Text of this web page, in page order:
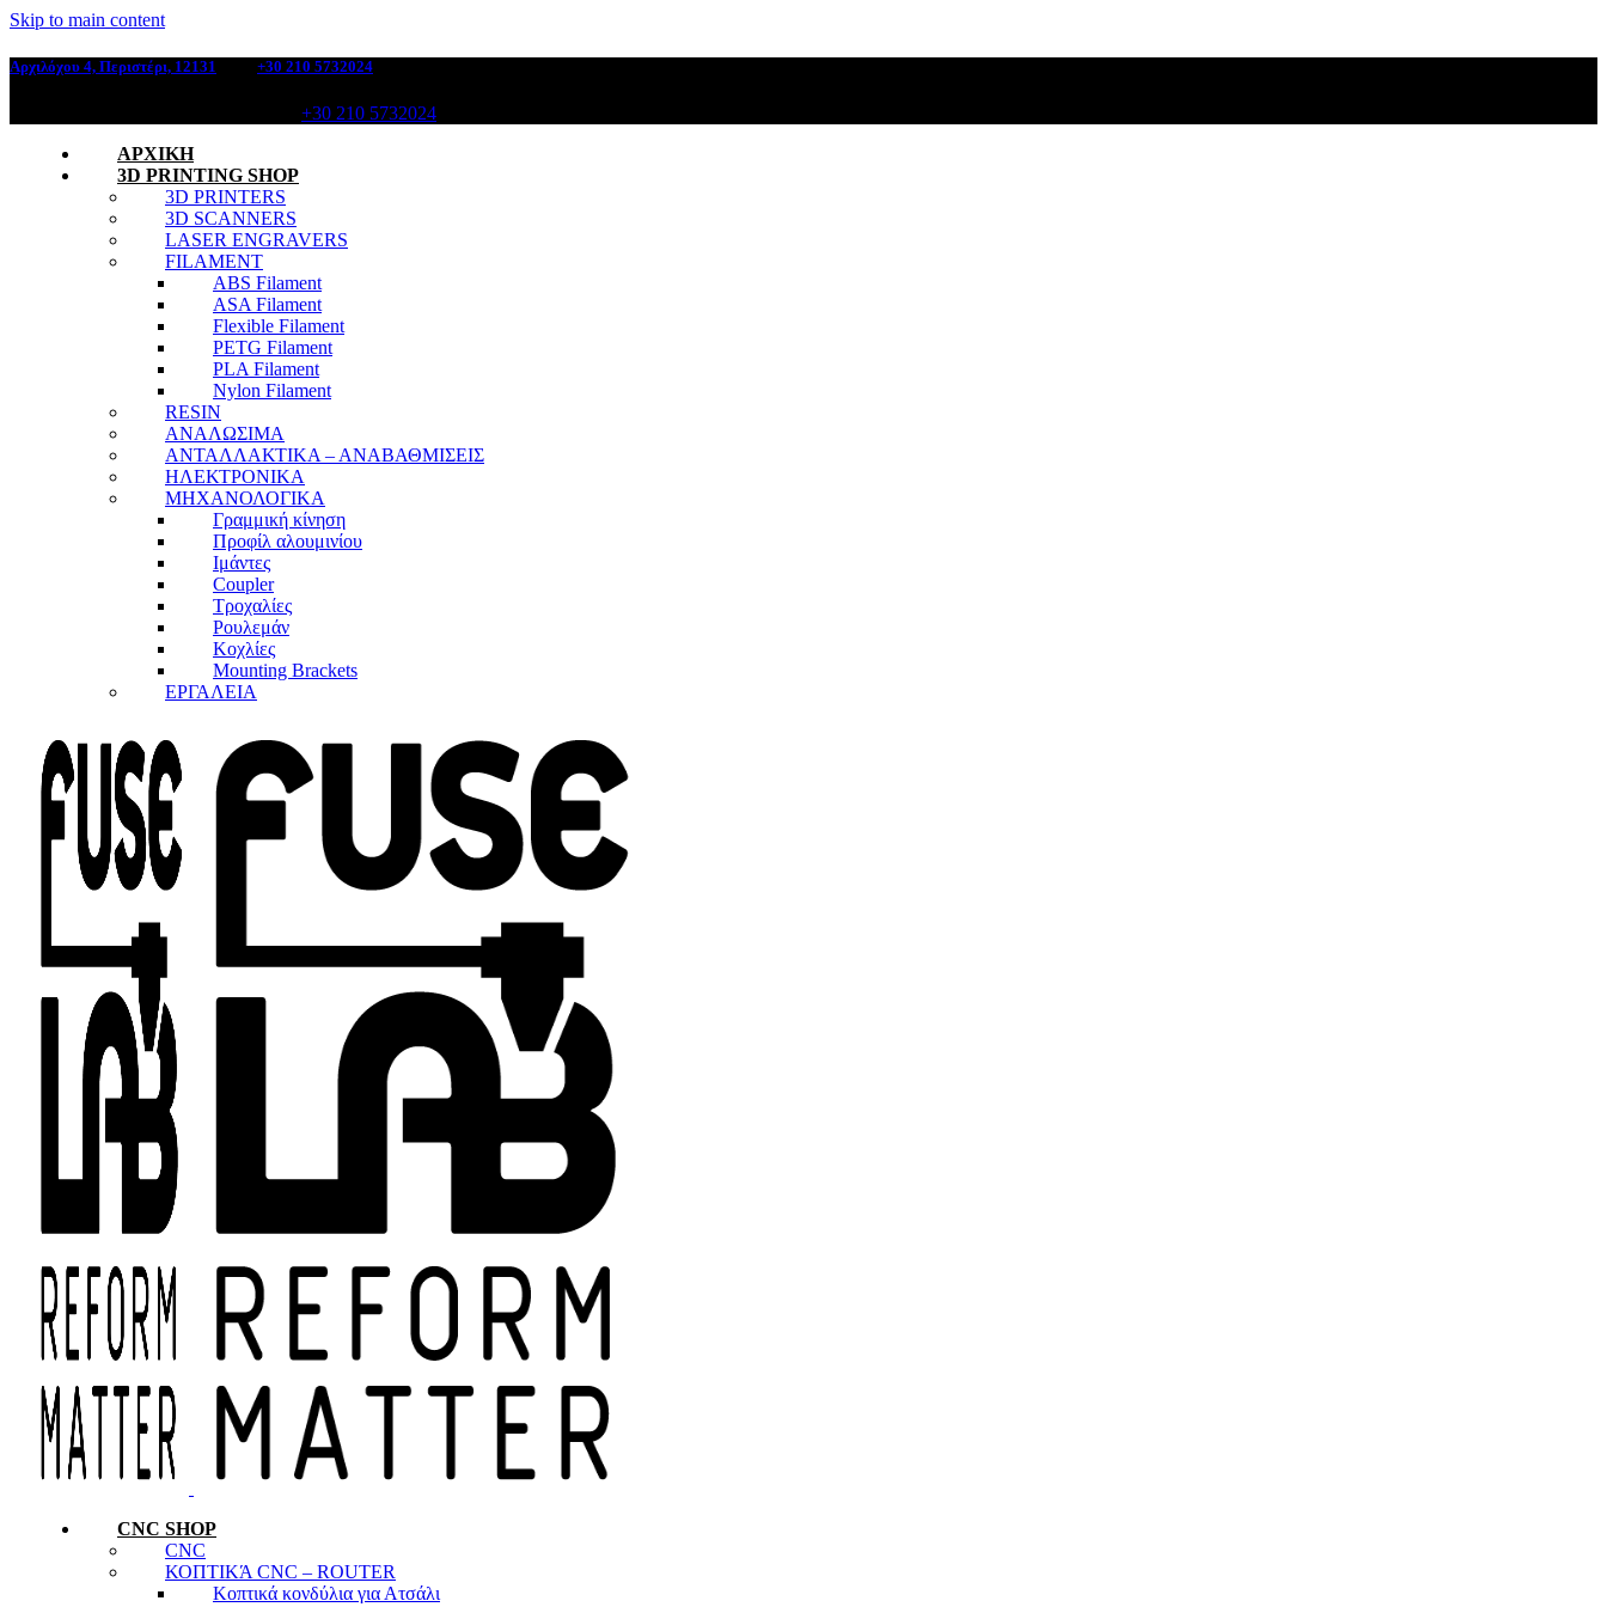
Skip to main content
Αρχιλόχου 4, Περιστέρι, 12131 +30 210 5732024
+30 210 5732024
ΑΡΧΙΚΗ
3D PRINTING SHOP
3D PRINTERS
3D SCANNERS
LASER ENGRAVERS
FILAMENT
ABS Filament
ASA Filament
Flexible Filament
PETG Filament
PLA Filament
Nylon Filament
RESIN
ΑΝΑΛΩΣΙΜΑ
ΑΝΤΑΛΛΑΚΤΙΚΑ – ΑΝΑΒΑΘΜΙΣΕΙΣ
ΗΛΕΚΤΡΟΝΙΚΑ
ΜΗΧΑΝΟΛΟΓΙΚΑ
Γραμμική κίνηση
Προφίλ αλουμινίου
Ιμάντες
Coupler
Τροχαλίες
Ρουλεμάν
Κοχλίες
Mounting Brackets
ΕΡΓΑΛΕΙΑ
CNC SHOP
CNC
ΚΟΠΤΙΚΆ CNC – ROUTER
Κοπτικά κονδύλια για Ατσάλι